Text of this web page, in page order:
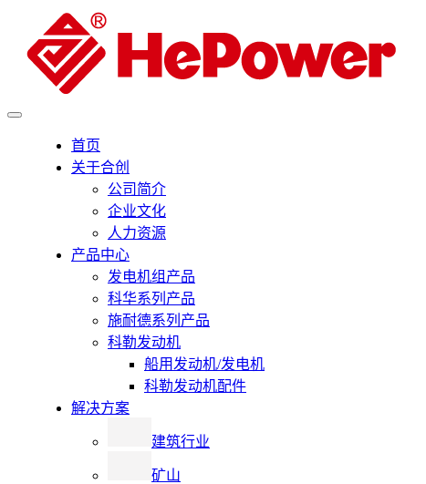
首页
关于合创
公司简介
企业文化
人力资源
产品中心
发电机组产品
科华系列产品
施耐德系列产品
科勒发动机
船用发动机/发电机
科勒发动机配件
解决方案
建筑行业
矿山